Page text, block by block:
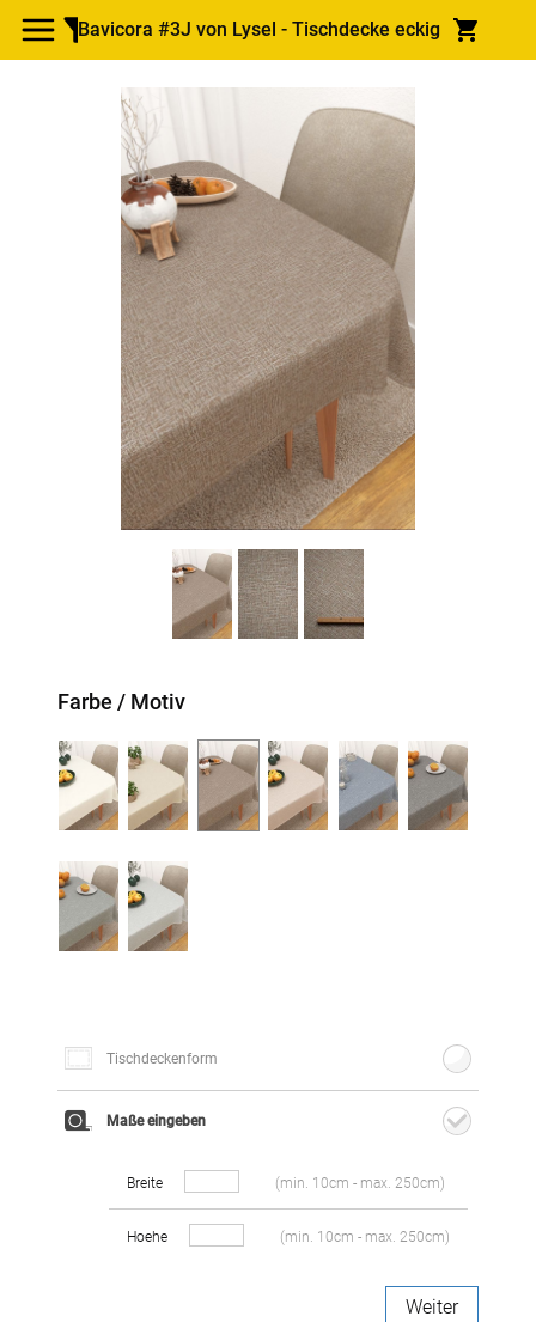
Bavicora #3J von Lysel - Tischdecke eckig
Farbe / Motiv
Tischdeckenform
Maße eingeben
Breite (min. 10cm - max. 250cm)
Hoehe (min. 10cm - max. 250cm)
Weiter